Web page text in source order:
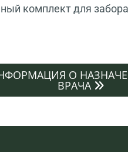
комплект для
О
ВРАЧА